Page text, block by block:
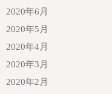
2020年6月
2020年5月
2020年4月
2020年3月
2020年2月